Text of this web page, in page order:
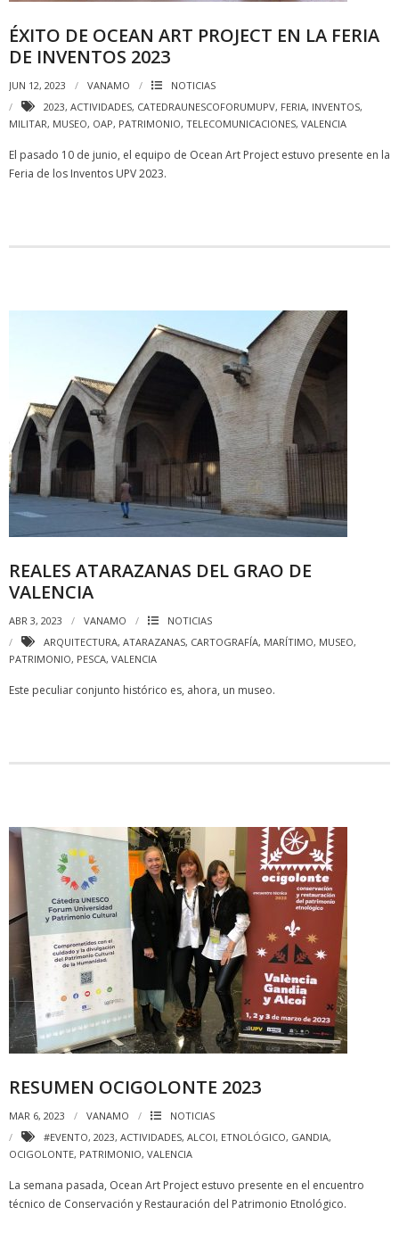
ÉXITO DE OCEAN ART PROJECT EN LA FERIA
DE INVENTOS 2023
JUN 12, 2023 VANAMO
NOTICIAS
2023, ACTIVIDADES, CATEDRAUNESCOFORUMUPV, FERIA, INVENTOS,
MILITAR, MUSEO, OAP, PATRIMONIO, TELECOMUNICACIONES, VALENCIA
El pasado 10 de junio, el equipo de Ocean Art Project estuvo presente en la
Feria de los Inventos UPV 2023.
REALES ATARAZANAS DEL GRAO DE
VALENCIA
ABR 3, 2023 VANAMO
NOTICIAS
ARQUITECTURA, ATARAZANAS, CARTOGRAFÍA, MARÍTIMO, MUSEO,
PATRIMONIO, PESCA, VALENCIA
Este peculiar conjunto histórico es, ahora, un museo.
RESUMEN OCIGOLONTE 2023
MAR 6, 2023 VANAMO
NOTICIAS
#EVENTO, 2023, ACTIVIDADES, ALCOI, ETNOLÓGICO, GANDIA,
OCIGOLONTE, PATRIMONIO, VALENCIA
La semana pasada, Ocean Art Project estuvo presente en el encuentro
técnico de Conservación y Restauración del Patrimonio Etnológico.